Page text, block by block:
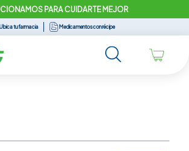
PARA CUIDARTE MEJOR
Ubica tu farmacia Medicamentos con récipe